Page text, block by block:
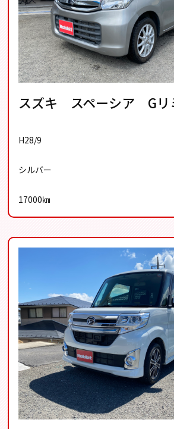
スズキ スペーシア Gリ
H28/9
シルバー
17000㎞